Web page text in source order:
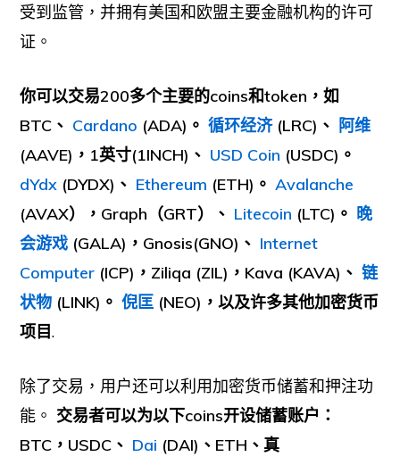
受到监管，并拥有美国和欧盟主要金融机构的许可
证。
你可以交易200多个主要的coins和token，如
BTC、 Cardano (ADA)。循环经济(LRC)、 阿维
(AAVE)，1英寸(1INCH)、 USD Coin (USDC)。
dYdx (DYDX)、 Ethereum (ETH)。Avalanche
(AVAX），Graph（GRT）、 Litecoin (LTC)。 晚
会游戏 (GALA)，Gnosis(GNO)、 Internet
Computer (ICP)，Ziliqa (ZIL)，Kava (KAVA)、链
状物 (LINK)。倪匡 (NEO)，以及许多其他加密货币
项目.
除了交易，用户还可以利用加密货币储蓄和押注功
能。 交易者可以为以下coins开设储蓄账户：
BTC，USDC、 Dai (DAI)、ETH、真